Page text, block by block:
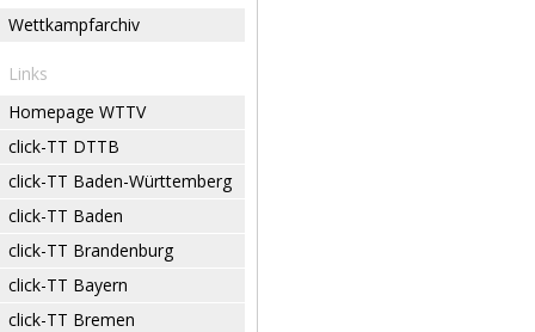
Wettkampfarchiv
Links
Homepage WTTV
click-TT DTTB
click-TT Baden-Württemberg
click-TT Baden
click-TT Brandenburg
click-TT Bayern
click-TT Bremen